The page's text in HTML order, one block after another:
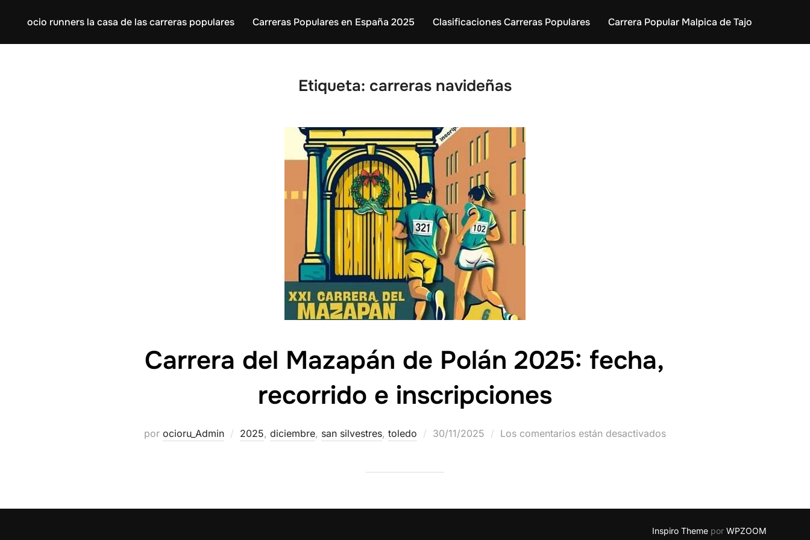
ocio runners la casa de las carreras populares Carreras Populares en España 2025 Clasificaciones Carreras Populares Carrera Popular Malpica de Tajo
Etiqueta: carreras navideñas
Carrera del Mazapán de Polán 2025: fecha,
recorrido e inscripciones
por ocioru_Admin 2025, diciembre, san silvestres, toledo 30/11/2025 Los comentarios están desactivados
Inspiro Theme por WPZOOM